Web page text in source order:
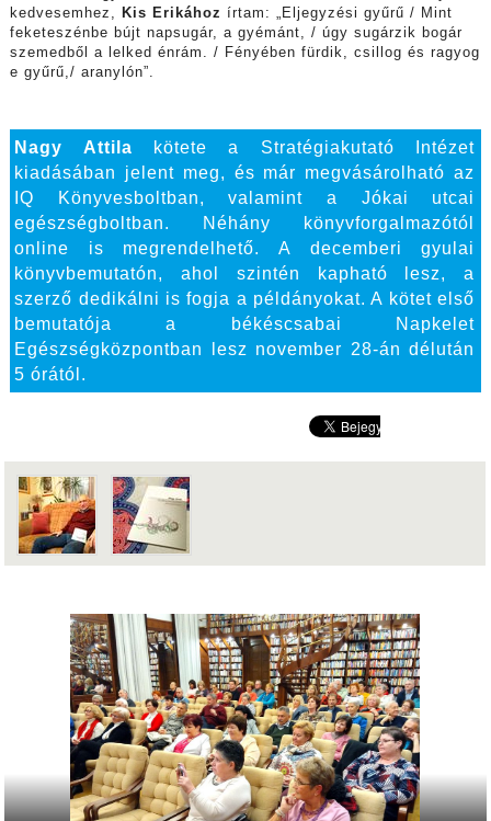
kedvesemhez,
Kis Erikához írtam: „Eljegyzési gyűrű / Mint
feketeszénbe bújt napsugár, a gyémánt, / úgy sugárzik bogár
szemedből a lelked énrám. / Fényében fürdik, csillog és ragyog
e gyűrű,/ aranylón”.
Nagy Attila kötete a Stratégiakutató Intézet
kiadásában jelent meg, és már megvásárolható az
IQ Könyvesboltban, valamint a Jókai utcai
egészségboltban. Néhány könyvforgalmazótól
online is megrendelhető. A decemberi gyulai
könyvbemutatón, ahol szintén kapható lesz, a
szerző dedikálni is fogja a példányokat. A kötet első
bemutatója a békéscsabai Napkelet
Egészségközpontban lesz november 28-án délután
5 órától.